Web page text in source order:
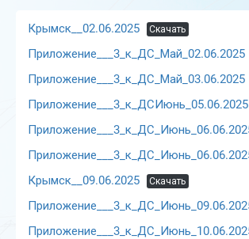
Крымск__02.06.2025 Скачать
Приложение___3_к_ДС_Май_02.06.2025
Приложение___3_к_ДС_Май_03.06.2025
Приложение___3_к_ДСИюнь_05.06.2025
Крымск__09.06.2025 Скачать